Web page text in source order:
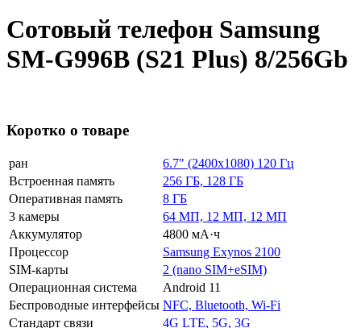
Сотовый телефон Samsung
SM-G996B (S21 Plus) 8/256Gb
Коротко о товаре
ран
6.7" (2400x1080) 120 Гц
Встроенная память
256 ГБ, 128 ГБ
Оперативная память
8 ГБ
3 камеры
64 МП, 12 МП, 12 МП
Аккумулятор
4800 мА·ч
Процессор
Samsung Exynos 2100
SIM-карты
2 (nano SIM+eSIM)
Операционная система
Android 11
Беспроводные интерфейсы NFC, Bluetooth, Wi-Fi
Стандарт связи
4G LTE, 5G, 3G